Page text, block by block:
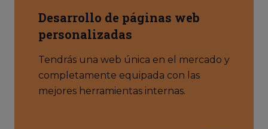
Desarrollo de páginas web
personalizadas
Tendrás una web única en el mercado y
completamente equipada con las
mejores herramientas internas.